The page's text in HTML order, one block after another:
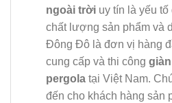
ngoài trờiuy tín là yếu tố
chất lượng sản phẩm và
Đông Đô là đơn vị hàng
cung cấp và thi công
pergolatại Việt Nam.
đến cho khách hàng sản